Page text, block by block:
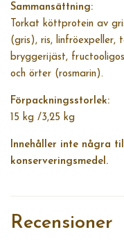
Sammansättning:
Torkat köttprotein av
(gris), ris, linfröexpeller,
bryggerijäst,
och örter (rosmarin).
Förpackningsstorlek:
15 kg /3,25 kg
Innehåller inte några
konserveringsmedel.
Recensioner